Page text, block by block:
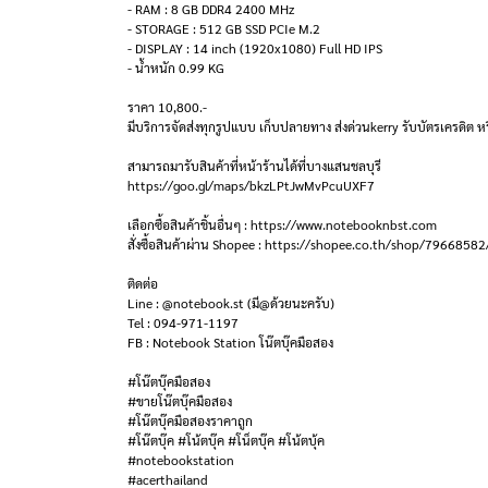
- RAM : 8 GB DDR4 2400 MHz
- STORAGE : 512 GB SSD PCIe M.2
- DISPLAY : 14 inch (1920x1080) Full HD IPS
- น้ำหนัก 0.99 KG
ราคา 10,800.-
มีบริการจัดส่งทุกรูปแบบ เก็บปลายทาง ส่งด่วนkerry รับบัตรเครดิต
สามารถมารับสินค้าที่หน้าร้านได้ที่บางแสนชลบุรี
https://goo.gl/maps/bkzLPtJwMvPcuUXF7
เลือกซื้อสินค้าชิ้นอื่นๆ : https://www.notebooknbst.com
สั่งซื้อสินค้าผ่าน Shopee : https://shopee.co.th/shop/
ติดต่อ
Line : @notebook.st (มี@ด้วยนะครับ)
Tel : 094-971-1197
FB : Notebook Station โน๊ตบุ๊คมือสอง
#โน๊ตบุ๊คมือสอง
#ขายโน๊ตบุ๊คมือสอง
#โน๊ตบุ๊คมือสองราคาถูก
#โน๊ตบุ๊ค #โน้ตบุ๊ค #โน็ตบุ๊ค #โน้ตบุ้ค
#notebookstation
#acerthailand